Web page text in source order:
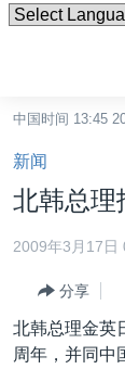
碍
链
接
跳
转
跳
港澳
国际
中国时间 13:45
新闻
北韩总理
2009年3月17日
分享
北韩总理金英
周年，并同中